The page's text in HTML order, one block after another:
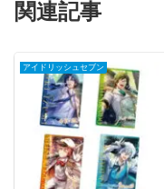
関連記事
アイドリッシュセブン